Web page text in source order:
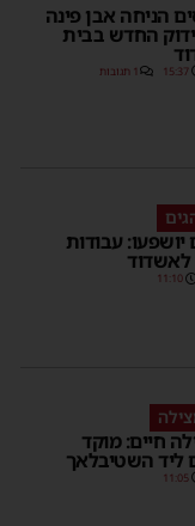
הניחה אבן פינה
החדש בבית
15:37 1 תגובות
יושפעו: עבודות
לאשדוד
11:10
חיים: מוקד
השטיבלאך
11:05